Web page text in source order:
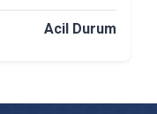
Acil Durum